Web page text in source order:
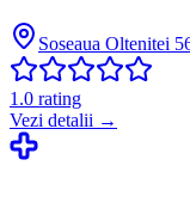
Soseaua Oltenitei
1.0 rating
Vezi detalii →